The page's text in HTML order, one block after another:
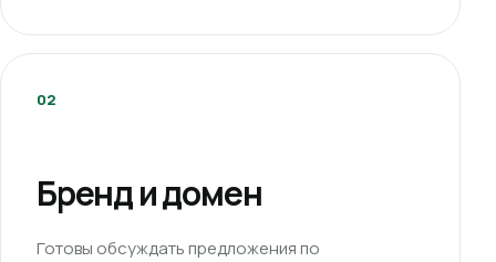
02
Бренд и домен
Готовы обсуждать предложения по